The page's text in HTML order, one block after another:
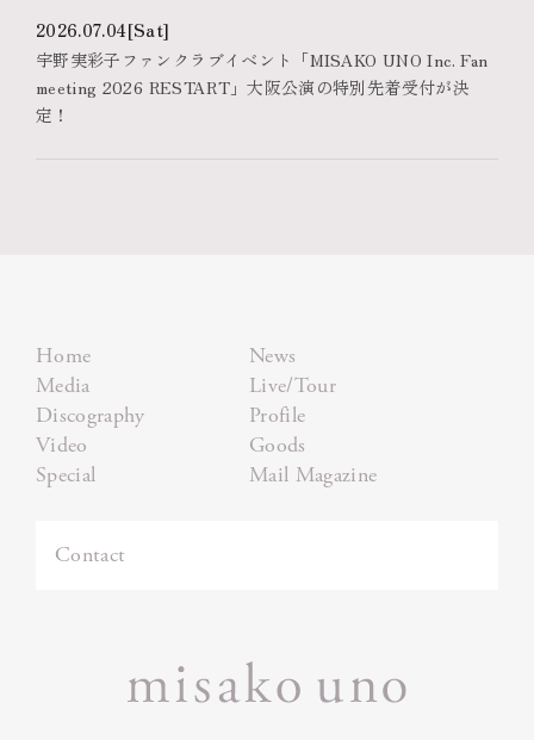
2026.07.04[Sat]
宇野実彩子ファンクラブイベント「MISAKO UNO Inc. Fan
meeting 2026 RESTART」大阪公演の特別先着受付が決
定！
Home
News
Media
Live/Tour
Discography
Profile
Video
Goods
Special
Mail Magazine
Contact